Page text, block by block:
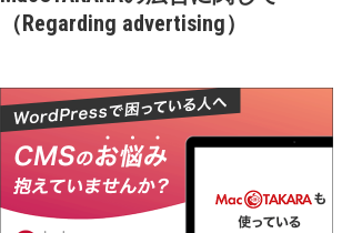
（Regarding advertising）